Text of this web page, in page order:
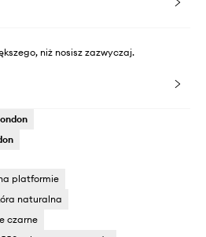
niż nosisz zazwyczaj.
platformie
naturalna
czarne